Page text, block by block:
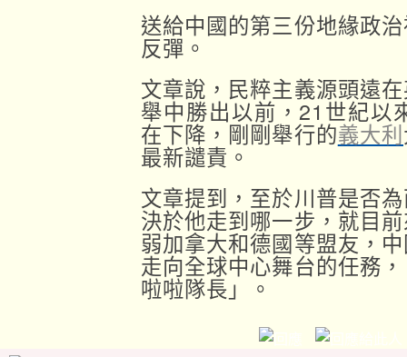
送給中國的第三份地緣政
反彈。
文章說，民粹主義源頭遠
舉中勝出以前，21世紀以
在下降，剛剛舉行的義大利
最新譴責。
文章提到，至於川普是否
決於他走到哪一步，就目
弱加拿大和德國等盟友，
走向全球中心舞台的任務
啦啦隊長」。